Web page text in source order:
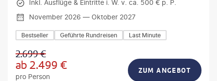
Inkl. Ausflüge & Eintritte i. W. v. ca. 500 € p. P.
November 2026 — Oktober 2027
Bestseller Geführte Rundreisen Last Minute
2.699€
ab2.499 €
pro Person
ZUM ANGEBOT